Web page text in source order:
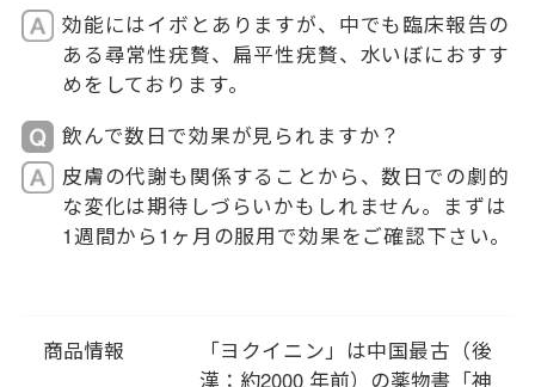
効能にはイボとありますが、中でも臨床報告の
ある尋常性疣贅、扁平性疣贅、水いぼにおすす
めをしております。
飲んで数日で効果が見られますか？
皮膚の代謝も関係することから、数日での劇的
な変化は期待しづらいかもしれません。まずは
1週間から1ヶ月の服用で効果をご確認下さい。
商品情報
「ヨクイニン」は中国最古（後
漢：約2000 年前）の薬物書「神